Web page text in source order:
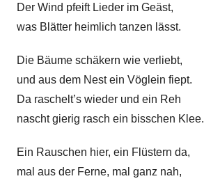
Der Wind pfeift Lieder im Geäst,
was Blätter heimlich tanzen lässt.
Die Bäume schäkern wie verliebt,
und aus dem Nest ein Vöglein fiept.
Da raschelt’s wieder und ein Reh
nascht gierig rasch ein bisschen Klee.
Ein Rauschen hier, ein Flüstern da,
mal aus der Ferne, mal ganz nah,